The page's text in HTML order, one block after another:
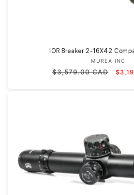
IOR Breaker 2-16X42
MUREA INC
Prix
$3,579.00 CAD
Prix